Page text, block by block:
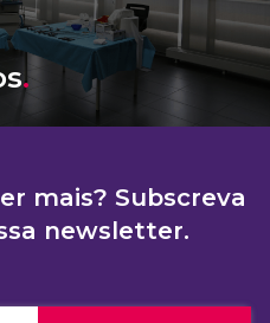
.
mais? Subscreva
newsletter.